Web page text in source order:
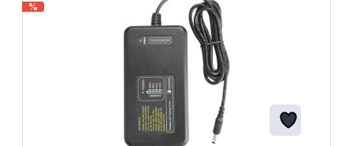
%